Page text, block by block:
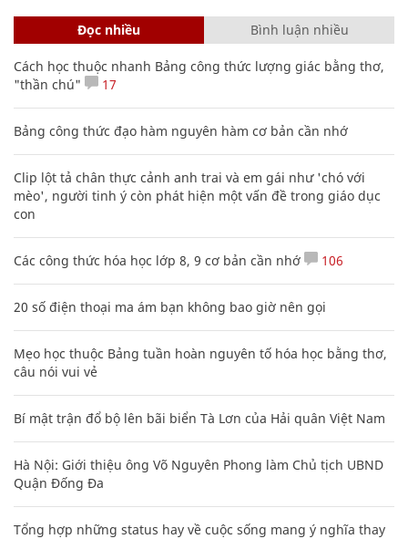
Đọc nhiều Bình luận nhiều
Cách học thuộc nhanh Bảng công thức lượng giác bằng thơ,
"thần chú"
17
Bảng công thức đạo hàm nguyên hàm cơ bản cần nhớ
Clip lột tả chân thực cảnh anh trai và em gái như 'chó với
mèo', người tinh ý còn phát hiện một vấn đề trong giáo dục
con
Các công thức hóa học lớp 8, 9 cơ bản cần nhớ 106
20 số điện thoại ma ám bạn không bao giờ nên gọi
Mẹo học thuộc Bảng tuần hoàn nguyên tố hóa học bằng thơ,
câu nói vui vẻ
Bí mật trận đổ bộ lên bãi biển Tà Lơn của Hải quân Việt Nam
Hà Nội: Giới thiệu ông Võ Nguyên Phong làm Chủ tịch UBND
Quận Đống Đa
Tổng hợp những status hay về cuộc sống mang ý nghĩa thay